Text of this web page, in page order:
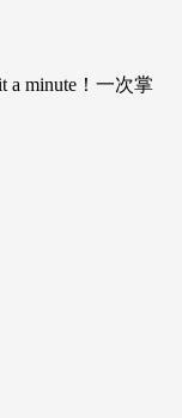
a minute！一次掌